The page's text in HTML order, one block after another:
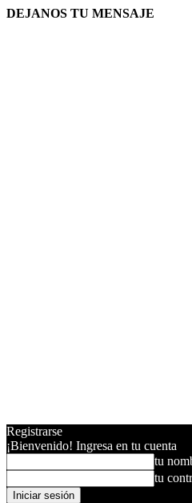
DEJANOS TU MENSAJE
Registrarse
¡Bienvenido! Ingresa en tu cuenta
tu
tu